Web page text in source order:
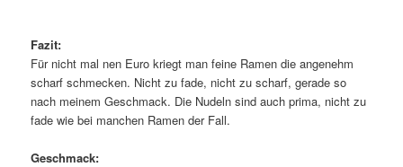
Fazit:
Für nicht mal nen Euro kriegt man feine Ramen die angenehm
scharf schmecken. Nicht zu fade, nicht zu scharf, gerade so
nach meinem Geschmack. Die Nudeln sind auch prima, nicht zu
fade wie bei manchen Ramen der Fall.
Geschmack: